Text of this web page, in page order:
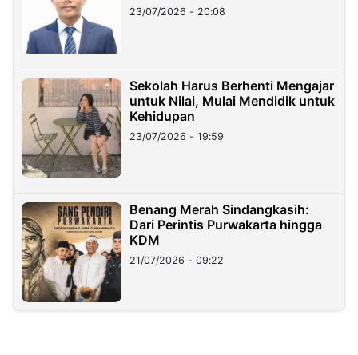
23/07/2026 - 20:08
Sekolah Harus Berhenti Mengajar
untuk Nilai, Mulai Mendidik untuk
Kehidupan
23/07/2026 - 19:59
Benang Merah Sindangkasih:
Dari Perintis Purwakarta hingga
KDM
21/07/2026 - 09:22